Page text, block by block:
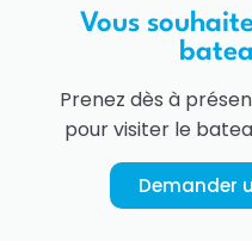
Vous
Prenez dès à
pour visiter le
Demander